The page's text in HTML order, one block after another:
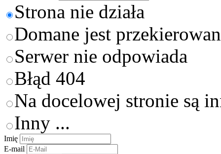
Strona nie działa
Domane jest
Serwer nie odpowiada
Błąd 404
Na docelowej stronie są
Inny ...
Imię
E-mail